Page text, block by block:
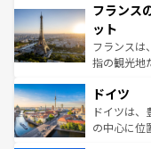
ませてくれ
なお、新着
しい。
文化が根付
れる闘牛、
る。首都マ
アートに溢
せる。地方
ンテンツ一
フランス
ット
フランスは
指の観光地
で、幅広い
聖堂、美
から魅了す
ドイツ
ドイツは
の中心に位